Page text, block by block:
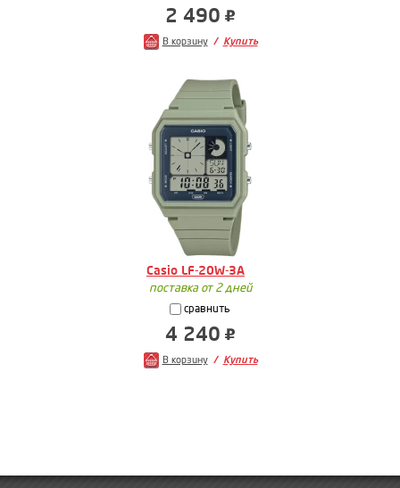
2 490
В корзину Купить
Casio LF-20W-3A
поставка от 2 дней
сравнить
4 240
В корзину Купить